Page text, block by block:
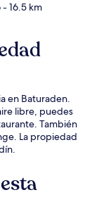
- 16.5 km
en Baturaden.
libre, puedes
También
La propiedad